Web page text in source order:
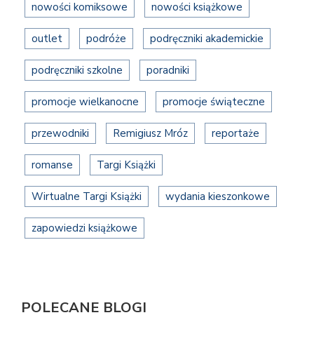
nowości komiksowe nowości książkowe
outlet podróże podręczniki akademickie
podręczniki szkolne poradniki
promocje wielkanocne promocje świąteczne
przewodniki Remigiusz Mróz reportaże
romanse Targi Książki
Wirtualne Targi Książki wydania kieszonkowe
zapowiedzi książkowe
POLECANE BLOGI